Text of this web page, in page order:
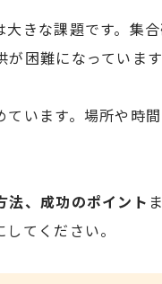
きな課題です。集
困難になっています
ています。場所や時
法、成功のポイント
てください。